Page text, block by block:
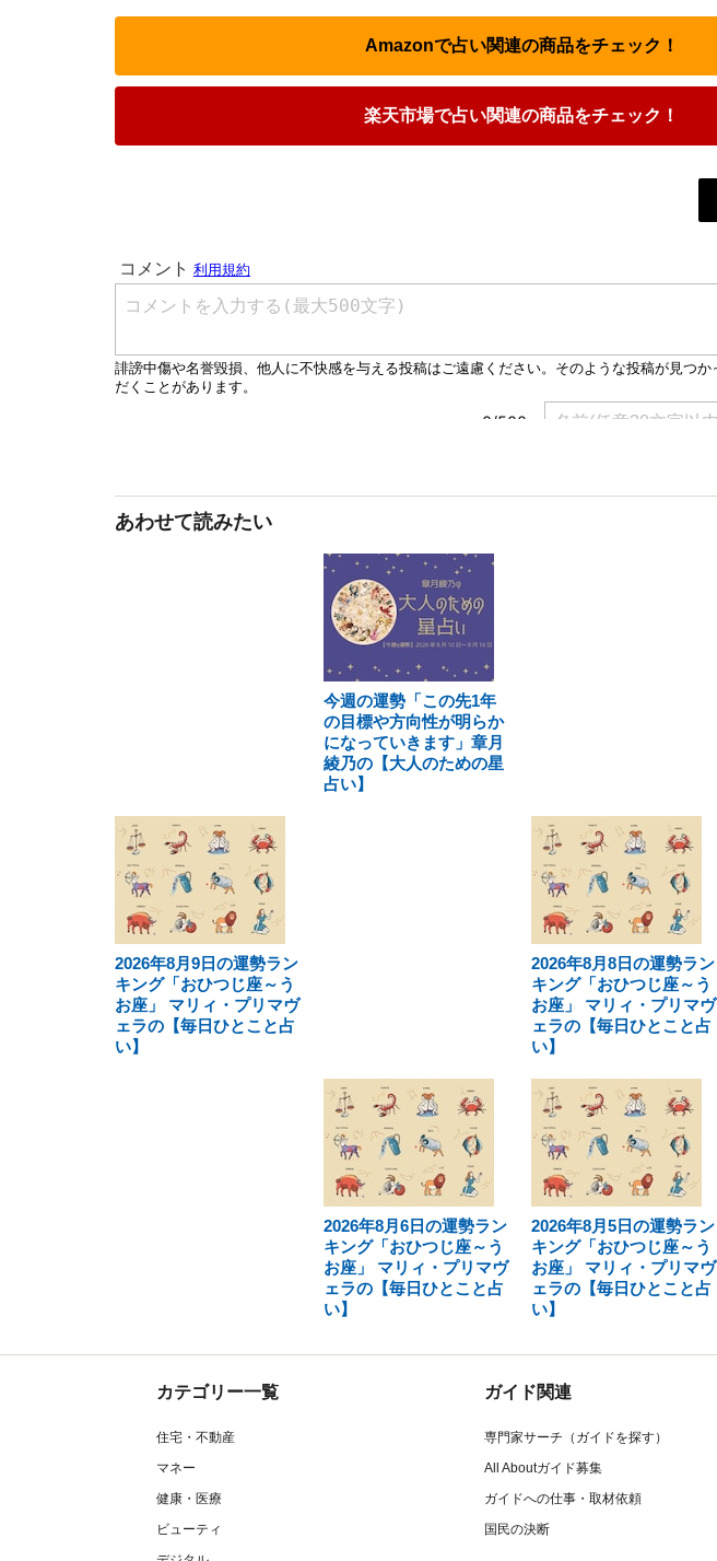
Amazonで占い関連の商品をチェック！
楽天市場で占い関連の商品をチェック！
あわせて読みたい
今週の運勢「この先1年
の目標や方向性が明らか
になっていきます」章月
綾乃の【大人のための星
占い】
2026年8月9日の運勢ラン
キング「おひつじ座～う
お座」 マリィ・プリマヴ
ェラの【毎日ひとこと占
い】
2026年8月8日の運勢ラン
キング「おひつじ座～う
お座」 マリィ・プリマヴ
ェラの【毎日ひとこと占
い】
2026年8月6日の運勢ラン
キング「おひつじ座～う
お座」 マリィ・プリマヴ
ェラの【毎日ひとこと占
い】
2026年8月5日の運勢ラン
キング「おひつじ座～う
お座」 マリィ・プリマヴ
ェラの【毎日ひとこと占
い】
カテゴリー一覧
住宅・不動産
マネー
健康・医療
ビューティ
ガイド関連
専門家サーチ（ガイドを探す）
All Aboutガイド募集
ガイドへの仕事・取材依頼
国民の決断